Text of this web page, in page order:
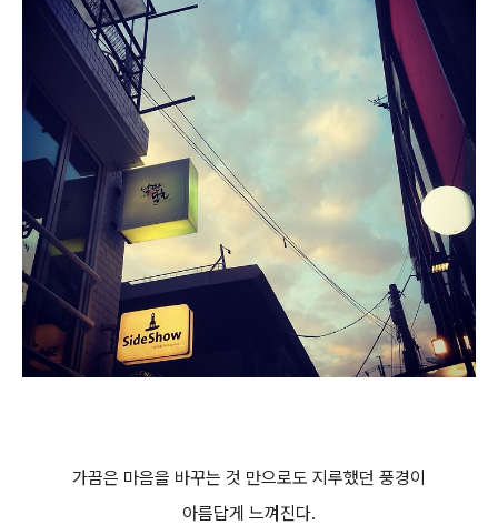
가끔은 마음을 바꾸는 것 만으로도 지루했던 풍경이
아름답게 느껴진다.